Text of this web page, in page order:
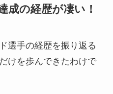
成の経歴が凄い！
選手の経歴を振り返る
けを歩んできたわけで